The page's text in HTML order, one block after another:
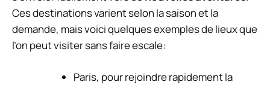
Ces destinations varient selon la saison et la
demande, mais voici quelques exemples de lieux que
l’on peut visiter sans faire escale:
Paris, pour rejoindre rapidement la